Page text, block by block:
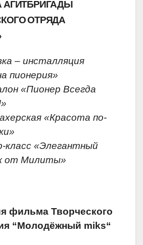
АГИТБРИГАДЫ
ОТРЯДА
– инсталляция
пионерия»
«Пионер Всегда
«Красота по-
класс «Элегантный
от Милиты»
фильма Творческого
“Молодёжный miks“